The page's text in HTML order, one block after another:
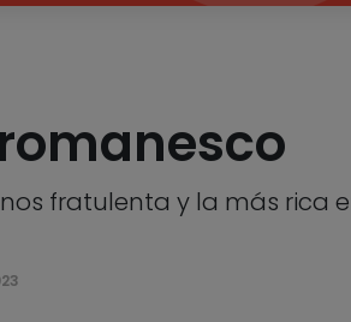
fratulenta y la más rica